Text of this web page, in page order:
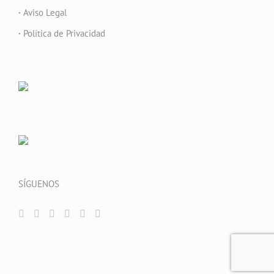
· Aviso Legal
· Política de Privacidad
SÍGUENOS